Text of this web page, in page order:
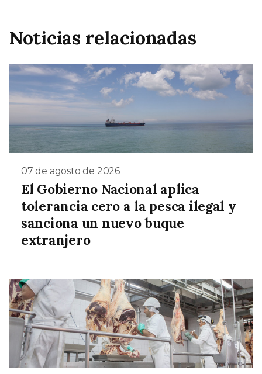
Noticias relacionadas
07 de agosto de 2026
El Gobierno Nacional aplica
tolerancia cero a la pesca ilegal y
sanciona un nuevo buque
extranjero